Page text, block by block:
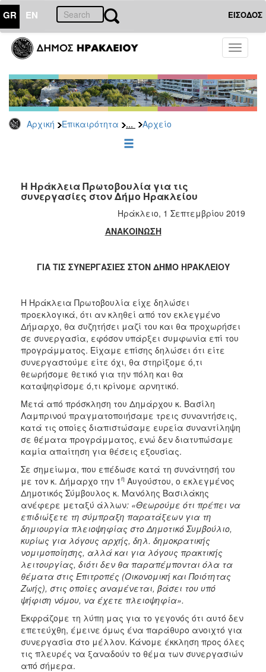
GR EN ΕΙΣΟΔΟΣ
Toggle
Αρχική Επικαιρότητα ... Αρχείο
ΕΠΙΚΑΙΡΟΤΗΤΑ
Παρατάξεις
Αρχείο
ΕΠΙΣΚΕΠΤΗΣ
Η Ηράκλεια Πρωτοβουλία για τις
συνεργασίες στον Δήμο Ηρακλείου
Ηράκλειο, 1 Σεπτεμβρίου 2019
ΑΝΑΚΟΙΝΩΣΗ
ΓΙΑ ΤΙΣ ΣΥΝΕΡΓΑΣΙΕΣ ΣΤΟΝ ΔΗΜΟ ΗΡΑΚΛΕΙΟΥ
Η Ηράκλεια Πρωτοβουλία είχε δηλώσει
προεκλογικά, ότι αν κληθεί από τον εκλεγμένο
Δήμαρχο, θα συζητήσει μαζί του και θα προχωρήσει
σε συνεργασία, εφόσον υπάρξει συμφωνία επί του
προγράμματος. Είχαμε επίσης δηλώσει ότι είτε
συνεργαστούμε είτε όχι, θα στηρίξομε ό,τι
θεωρήσομε θετικό για την πόλη και θα
καταψηφίσομε ό,τι κρίνομε αρνητικό.
Μετά από πρόσκληση του Δημάρχου κ. Βασίλη
Λαμπρινού πραγματοποιήσαμε τρεις συναντήσεις,
κατά τις οποίες διαπιστώσαμε ευρεία συναντίληψη
σε θέματα προγράμματος, ενώ δεν διατυπώσαμε
καμία απαίτηση για θέσεις εξουσίας.
Σε σημείωμα, που επέδωσε κατά τη συνάντησή του
με τον κ. Δήμαρχο την 1 η Αυγούστου, ο εκλεγμένος
Δημοτικός Σύμβουλος κ. Μανόλης Βασιλάκης
ανέφερε μεταξύ άλλων: «Θεωρούμε ότι πρέπει να
επιδιώξετε τη σύμπραξη παρατάξεων για τη
δημιουργία πλειοψηφίας στο Δημοτικό Συμβούλιο,
κυρίως για λόγους αρχής, δηλ. δημοκρατικής
νομιμοποίησης, αλλά και για λόγους πρακτικής
λειτουργίας, διότι δεν θα παραπέμπονται όλα τα
θέματα στις Επιτροπές (Οικονομική και Ποιότητας
Ζωής), στις οποίες αναμένεται, βάσει του υπό
ψήφιση νόμου, να έχετε πλειοψηφία».
Εκφράζομε τη λύπη μας για το γεγονός ότι αυτό δεν
επετεύχθη, έμεινε όμως ένα παράθυρο ανοιχτό για
συνεργασία στο μέλλον. Κάνομε έκκληση προς όλες
τις πλευρές να ξαναδούν το θέμα των συνεργασιών
από σήμερα.